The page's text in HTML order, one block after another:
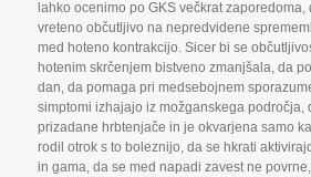
lahko ocenimo po GKS večkrat zaporedoma,
vreteno občutljivo na nepredvidene
med hoteno kontrakcijo. Sicer bi se
hotenim skrčenjem bistveno zmanjšala,da
dan,da pomaga pri medsebojnem
simptomi izhajajo iz možganskega področja,
prizadane hrbtenjače in je okvarjena samo
rodil otrok s to boleznijo,da se hkrati
in gama,da se med napadi zavest ne povrne